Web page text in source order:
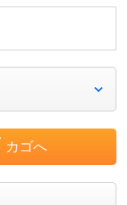
カゴへ